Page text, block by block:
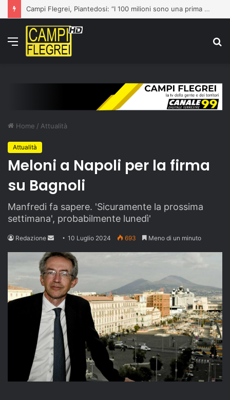
Campi Flegrei, Piantedosi: “I 100 milioni sono una prima risposta”
Menu
Home / Attualità
Attualità
Meloni a Napoli per la firma
su Bagnoli
Manfredi fa sapere. 'Sicuramente la prossima
settimana', probabilmente lunedì'
Redazione
Send
email
10 Luglio 2024 693 Meno di un minuto